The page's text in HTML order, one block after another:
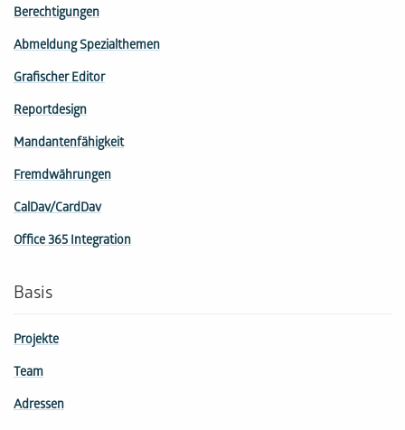
Berechtigungen
Abmeldung Spezialthemen
Grafischer Editor
Reportdesign
Mandantenfähigkeit
Fremdwährungen
CalDav/CardDav
Office 365 Integration
Basis
Projekte
Team
Adressen